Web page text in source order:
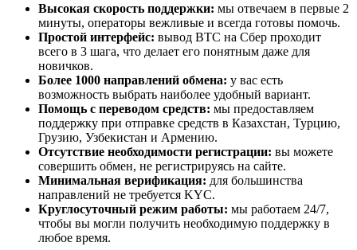
Высокая скорость поддержки: мы отвечаем в первые 2
минуты, операторы вежливые и всегда готовы помочь.
Простой интерфейс: вывод BTC на Сбер проходит
всего в 3 шага, что делает его понятным даже для
новичков.
Более 1000 направлений обмена: у вас есть
возможность выбрать наиболее удобный вариант.
Помощь с переводом средств: мы предоставляем
поддержку при отправке средств в Казахстан, Турцию,
Грузию, Узбекистан и Армению.
Отсутствие необходимости регистрации: вы можете
совершить обмен, не регистрируясь на сайте.
Минимальная верификация: для большинства
направлений не требуется KYC.
Круглосуточный режим работы: мы работаем 24/7,
чтобы вы могли получить необходимую поддержку в
любое время.